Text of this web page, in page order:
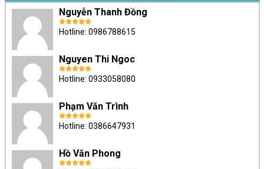
Nguyễn Thanh Đồng
Hotline: 0986788615
Nguyen Thi Ngoc
Hotline: 0933058080
Phạm Văn Trình
Hotline: 0386647931
Hồ Văn Phong